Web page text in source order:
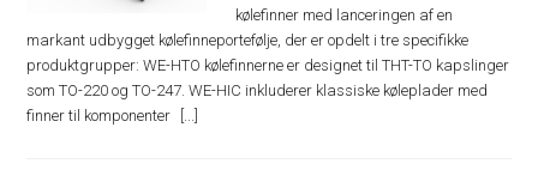
kølefinner med lanceringen af en
markant udbygget kølefinneportefølje, der er opdelt i tre specifikke
produktgrupper: WE-HTO kølefinnerne er designet til THT-TO kapslinger
som TO-220 og TO-247. WE-HIC inkluderer klassiske køleplader med
finner til komponenter